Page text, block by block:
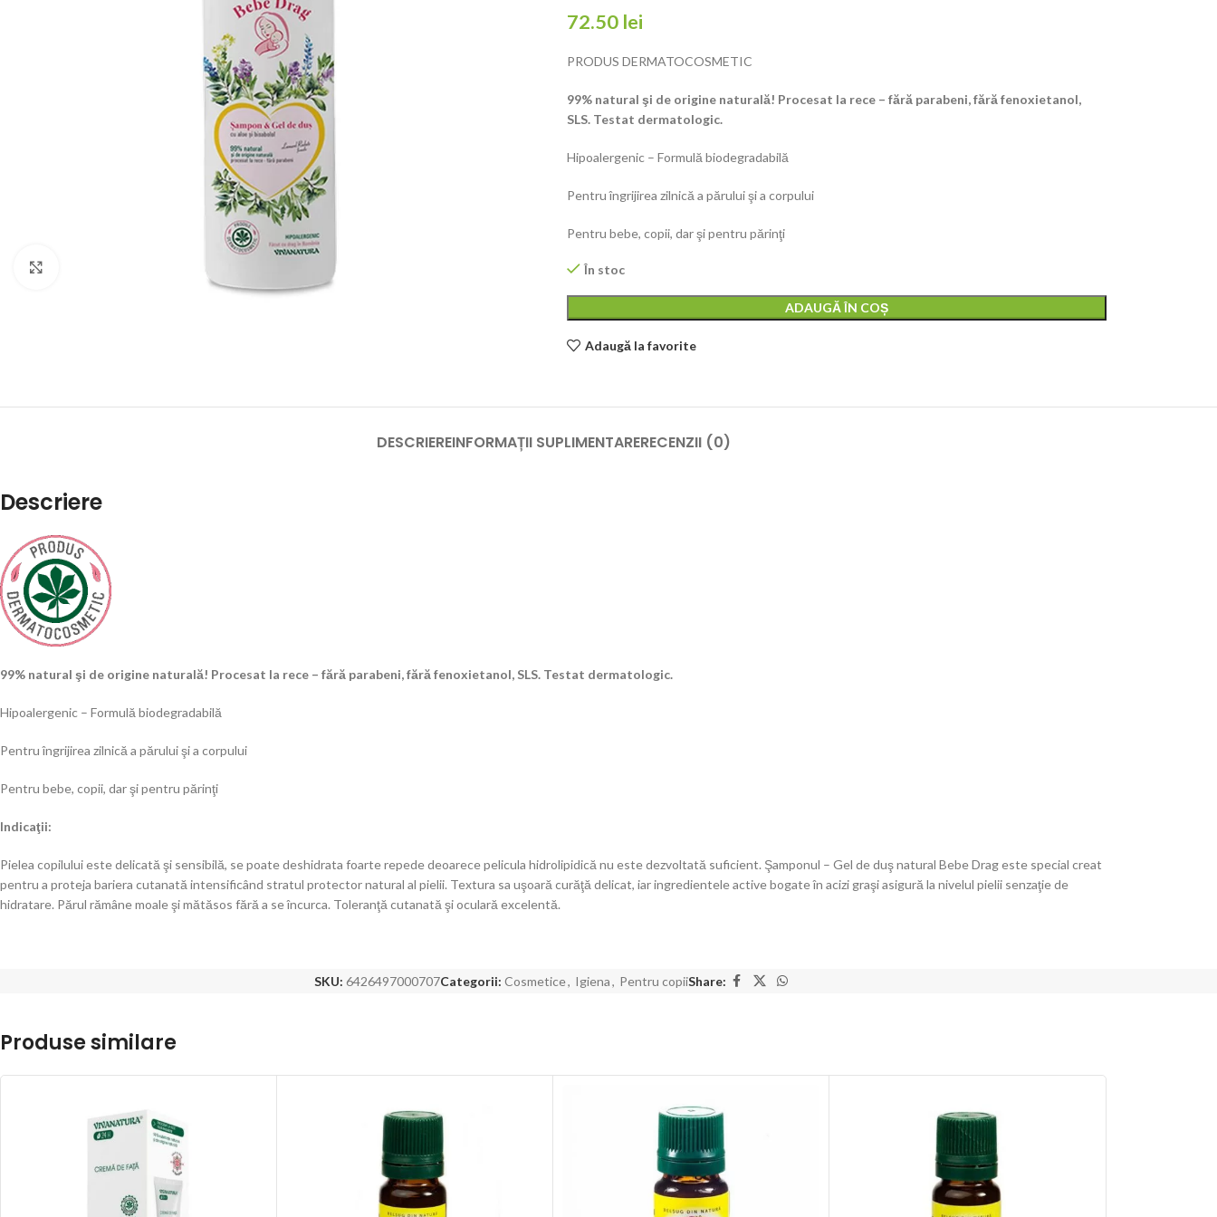
72.50 lei
PRODUS DERMATOCOSMETIC
99% natural şi de origine naturală! Procesat la rece – fără parabeni, fără fenoxietanol,
SLS. Testat dermatologic.
Hipoalergenic – Formulă biodegradabilă
Pentru îngrijirea zilnică a părului şi a corpului
Pentru bebe, copii, dar şi pentru părinţi
În stoc
ADAUGĂ ÎN COȘ
Adaugă la favorite
DESCRIEREINFORMAȚII SUPLIMENTARERECENZII (0)
Descriere
99% natural şi de origine naturală! Procesat la rece – fără parabeni, fără fenoxietanol, SLS. Testat dermatologic.
Hipoalergenic – Formulă biodegradabilă
Pentru îngrijirea zilnică a părului şi a corpului
Pentru bebe, copii, dar şi pentru părinţi
Indicaţii:
Pielea copilului este delicată şi sensibilă, se poate deshidrata foarte repede deoarece pelicula hidrolipidică nu este dezvoltată suficient. Şamponul – Gel de duş natural Bebe Drag este special creat
pentru a proteja bariera cutanată intensificând stratul protector natural al pielii. Textura sa uşoară curăţă delicat, iar ingredientele active bogate în acizi graşi asigură la nivelul pielii senzaţie de
hidratare. Părul rămâne moale şi mătăsos fără a se încurca. Toleranţă cutanată şi oculară excelentă.
SKU: 6426497000707Categorii: Cosmetice, Igiena, Pentru copiiShare:
Produse similare